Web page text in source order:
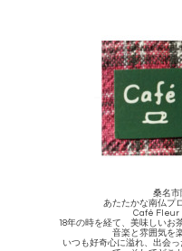
桑名市
あたたかな南仏プ
Café Fleur
18年の時を経て、美味しいお
音楽と雰囲気を
いつも好奇心に溢れ、出会